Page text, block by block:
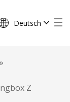
Deutsch
»
Z